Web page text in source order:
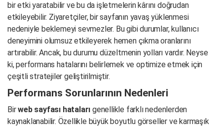
bir etki yaratabilir ve bu da işletmelerin kârını doğrudan
etkileyebilir. Ziyaretçiler, bir sayfanın yavaş yüklenmesi
nedeniyle beklemeyi sevmezler. Bu gibi durumlar, kullanıcı
deneyimini olumsuz etkileyerek hemen çıkma oranlarını
artırabilir. Ancak, bu durumu düzeltmenin yolları vardır. Neyse
ki, performans hatalarını belirlemek ve optimize etmek için
çeşitli stratejiler geliştirilmiştir.
Performans Sorunlarının Nedenleri
Birweb sayfası hataları genellikle farklı nedenlerden
kaynaklanabilir. Özellikle büyük boyutlu görseller ve karmaşık